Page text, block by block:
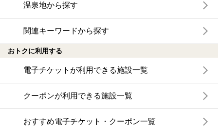
温泉地から探す
関連キーワードから探す
おトクに利用する
電子チケットが利用できる施設一覧
クーポンが利用できる施設一覧
おすすめ電子チケット・クーポン一覧